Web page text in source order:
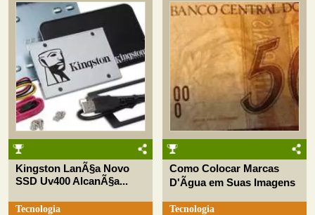
Kingston LanÃ§a Novo
SSD Uv400 AlcanÃ§a...
Tecnologia
Como Colocar Marcas
D'Ãgua em Suas Imagens
Tecnologia